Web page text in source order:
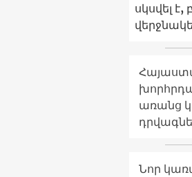
սկսվել է,
առանց
Նոր